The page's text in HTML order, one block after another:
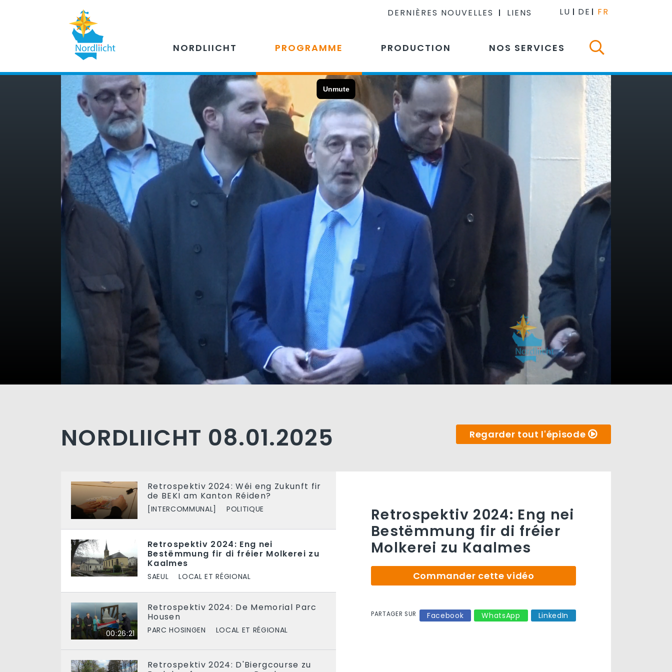
DERNIÈRES NOUVELLES LIENS LU DE FR
NORDLIICHT PROGRAMME PRODUCTION NOS SERVICES
NORDLIICHT 08.01.2025 Regarder tout l'épisode
Retrospektiv 2024: Wéi eng Zukunft fir
de BEKI am Kanton Réiden?
[INTERCOMMUNAL] POLITIQUE
Retrospektiv 2024: Eng nei
Bestëmmung fir di fréier Molkerei zu
Kaalmes
SAEUL LOCAL ET RÉGIONAL
00:26:21
Retrospektiv 2024: De Memorial Parc
Housen
PARC HOSINGEN LOCAL ET RÉGIONAL
Retrospektiv 2024: D'Biergcourse zu
Retrospektiv 2024: Eng nei
Bestëmmung fir di fréier
Molkerei zu Kaalmes
Commander cette vidéo
PARTAGER SUR Facebook WhatsApp LinkedIn